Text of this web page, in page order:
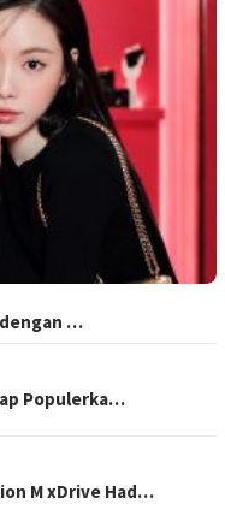
…
Populerka…
M xDrive Had…